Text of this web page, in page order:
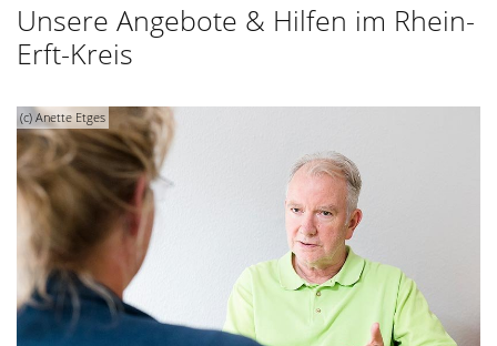
Unsere Angebote & Hilfen im Rhein-
Erft-Kreis
(c) Anette Etges